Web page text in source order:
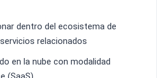
dentro del ecosistema de
relacionados
en la nube con modalidad